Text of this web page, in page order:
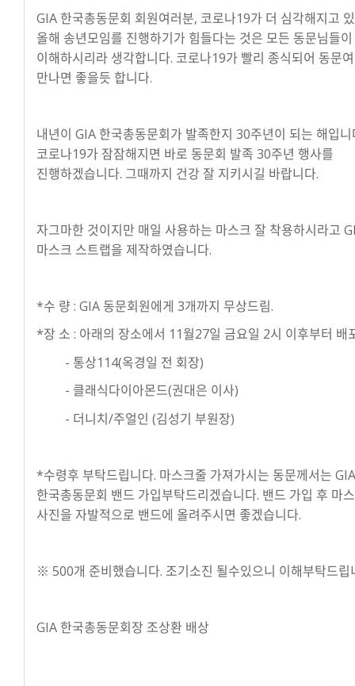
GIA 한국총동문회 회원여러분, 코로나19가 더 심각해지고
올해 송년모임를 진행하기가 힘들다는 것은 모든 동문님들이
이해하시리라 생각합니다. 코로나19가 빨리 종식되어 동문
만나면 좋을듯 합니다.
내년이 GIA 한국총동문회가 발족한지 30주년이 되는 해입니
코로나19가 잠잠해지면 바로 동문회 발족 30주년 행사를
진행하겠습니다. 그때까지 건강 잘 지키시길 바랍니다.
자그마한 것이지만 매일 사용하는 마스크 잘 착용하시라고
마스크 스트랩을 제작하였습니다.
*수 량 : GIA 동문회원에게 3개까지 무상드림.
*장 소 : 아래의 장소에서 11월27일 금요일 2시 이후부터 배
- 통상114(옥경일 전 회장)
- 클래식다이아몬드(권대은 이사)
- 더니치/주얼인 (김성기 부원장)
*수령후 부탁드립니다. 마스크줄 가져가시는 동문께서는 GIA
한국총동문회 밴드 가입부탁드리겠습니다. 밴드 가입 후 마
사진을 자발적으로 밴드에 올려주시면 좋겠습니다.
※ 500개 준비했습니다. 조기소진 될수있으니 이해부탁드립
GIA 한국총동문회장 조상환 배상